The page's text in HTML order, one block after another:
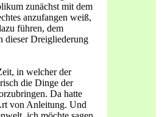
zu­nächst mit dem
anzufangen weiß,
führen, dem
dieser Dreigliederung
in welcher der
die Dinge der
Da hatte
von Anleitung. Und